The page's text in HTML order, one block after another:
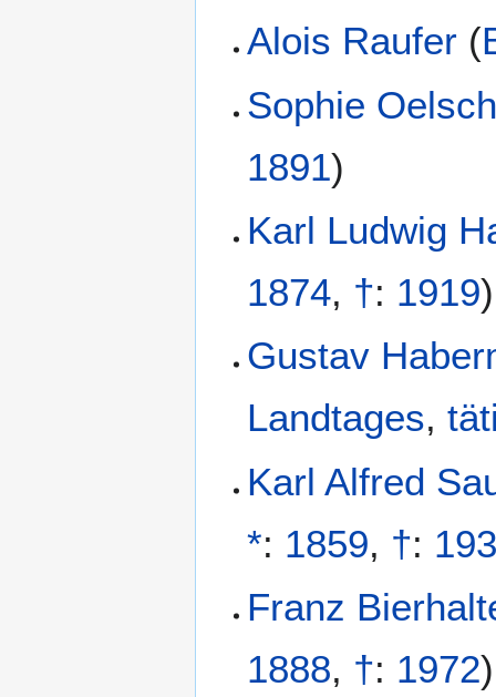
Alois Raufer (
Sophie
1891)
Karl Ludwig
1874, †: 1919)
Gustav
Landtages,
Karl Alfred
*: 1859, †:
Franz
1888, †: 1972)